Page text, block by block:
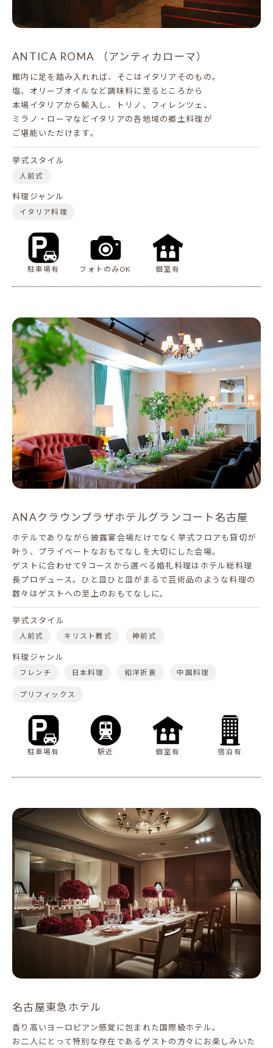
ANTICA ROMA （アンティカローマ）
館内に足を踏み入れれば、そこはイタリアそのもの。
塩、オリーブオイルなど調味料に至るところから
本場イタリアから輸入し、トリノ、フィレンツェ、
ミラノ・ローマなどイタリアの各地域の郷土料理が
ご堪能いただけます。
挙式スタイル
人前式
料理ジャンル
イタリア料理
駐車場有 フォトのみOK 個室有
ANAクラウンプラザホテルグランコート名古屋
ホテルでありながら披露宴会場だけでなく挙式フロアも貸切が
叶う、プライベートなおもてなしを大切にした会場。
ゲストに合わせて9コースから選べる婚礼料理はホテル総料理
長プロデュース。ひと皿ひと皿がまるで芸術品のような料理の
数々はゲストへの至上のおもてなしに。
挙式スタイル
人前式 キリスト教式 神前式
料理ジャンル
フレンチ 日本料理 和洋折衷 中国料理
プリフィックス
駐車場有 駅近 個室有 宿泊有
名古屋東急ホテル
香り高いヨーロピアン感覚に包まれた国際級ホテル。
お二人にとって特別な存在であるゲストの方々にお楽しみいた